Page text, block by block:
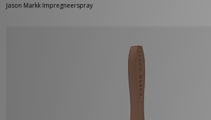
Jason Markk Impregneerspray